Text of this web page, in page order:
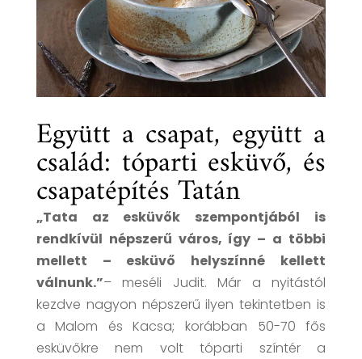
Együtt a csapat, együtt a
család: tóparti esküvő, és
csapatépítés Tatán
„Tata az esküvők szempontjából is
rendkívül népszerű város, így – a többi
mellett – esküvő helyszínné kellett
válnunk.”– meséli Judit. Már a nyitástól
kezdve nagyon népszerű ilyen tekintetben is
a Malom és Kacsa; korábban 50-70 fős
esküvőkre nem volt tóparti színtér a